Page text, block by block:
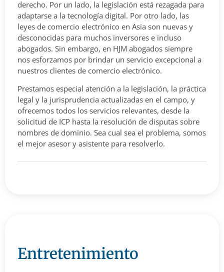
derecho. Por un lado, la legislación está rezagada para
adaptarse a la tecnología digital. Por otro lado, las
leyes de comercio electrónico en Asia son nuevas y
desconocidas para muchos inversores e incluso
abogados. Sin embargo, en HJM abogados siempre
nos esforzamos por brindar un servicio excepcional a
nuestros clientes de comercio electrónico.
Prestamos especial atención a la legislación, la práctica
legal y la jurisprudencia actualizadas en el campo, y
ofrecemos todos los servicios relevantes, desde la
solicitud de ICP hasta la resolución de disputas sobre
nombres de dominio. Sea cual sea el problema, somos
el mejor asesor y asistente para resolverlo.
Entretenimiento​